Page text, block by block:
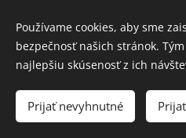
Kremnické
"Nie je to o dĺžke života, je to
Používame cookies, aby sme
bezpečnosť našich stránok.
najlepšiu skúsenosť z ich
Prijať nevyhnutné